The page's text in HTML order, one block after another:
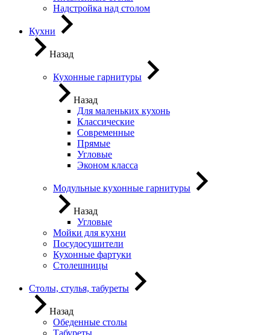
Надстройка над столом
Кухни
Назад
Кухонные гарнитуры
Назад
Для маленьких кухонь
Классические
Современные
Прямые
Угловые
Эконом класса
Модульные кухонные гарнитуры
Назад
Угловые
Мойки для кухни
Посудосушители
Кухонные фартуки
Столешницы
Столы, стулья, табуреты
Назад
Обеденные столы
Табуреты